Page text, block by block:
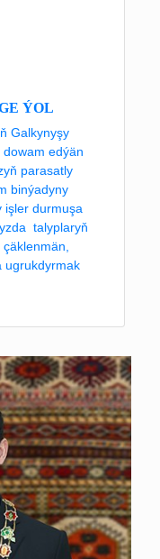
ÝOL
Galkynyşy
edýän
parasatly
binýadyny
işler durmuşa
talyplaryň
ugrukdyrmak